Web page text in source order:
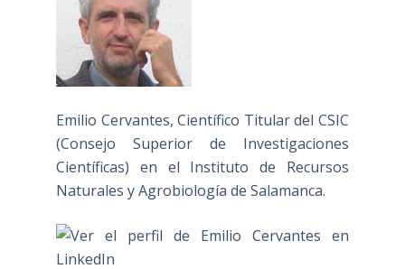
Emilio Cervantes, Científico Titular del CSIC
(Consejo Superior de Investigaciones
Científicas) en el Instituto de Recursos
Naturales y Agrobiología de Salamanca.